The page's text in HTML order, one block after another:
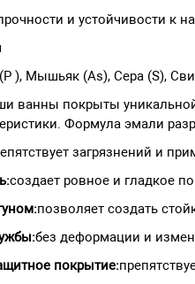
и устойчивости к
), Мышьяк (As), Сера (S),
ванны покрыты
Формула эмали
загрязнений и
создает ровное и гладкое
позволяет создать
без деформации и
покрытие: